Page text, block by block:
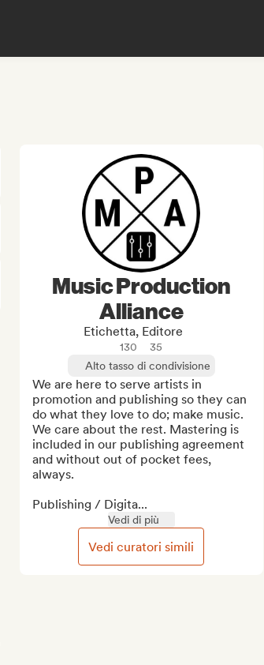
Music Production
Alliance
Etichetta, Editore
130
35
Alto tasso di condivisione
We are here to serve artists in
promotion and publishing so they can
do what they love to do; make music.
We care about the rest. Mastering is
included in our publishing agreement
and without out of pocket fees,
always.
Publishing / Digita...
Vedi di più
Vedi curatori simili